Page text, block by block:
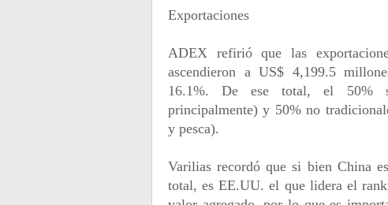
Exportaciones
ADEX refirió que las
ascendieron a US$ 4,199.5
16.1%. De ese total, el 50%
principalmente) y 50% no
y pesca).
Varilias recordó que si bien China
total, es EE.UU. el que lidera el